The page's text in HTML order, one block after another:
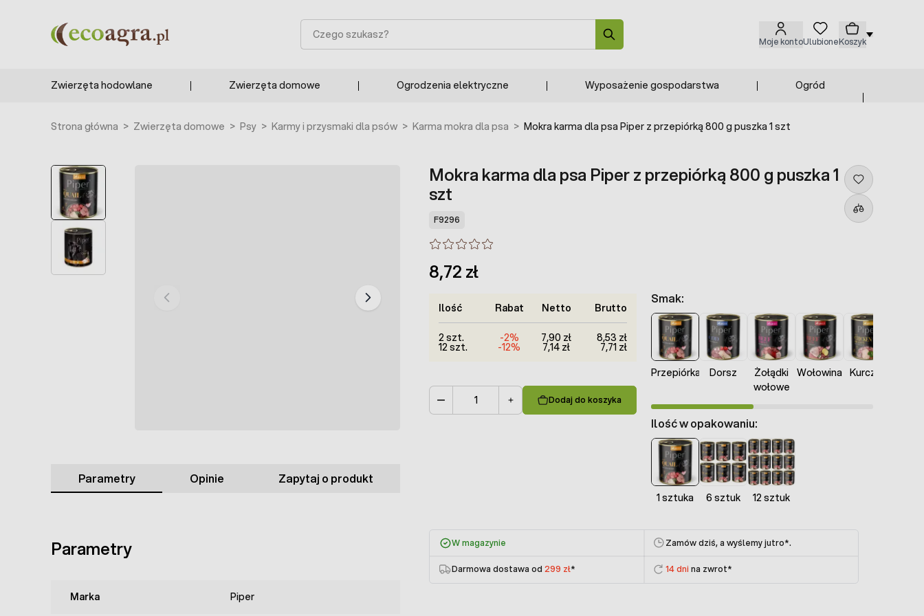
Moje kontoUlubioneKoszyk
Szukaj
Zwierzęta hodowlane Zwierzęta domowe Ogrodzenia elektryczne Wyposażenie gospodarstwa Ogród
Strona główna > Zwierzęta domowe > Psy > Karmy i przysmaki dla psów > Karma mokra dla psa > Mokra karma dla psa Piper z przepiórką 800 g puszka 1 szt
Mokra karma dla psa Piper z przepiórką 800 g puszka 1
szt
F9296
8,72 zł
Dodaj do koszyka
Smak:
Przepiórka Dorsz
Żołądki
wołowe
Wołowina Kurczak
Ilość w opakowaniu:
1 sztuka 6 sztuk 12 sztuk
Ilość Rabat Netto Brutto
2 szt. -2% 7,90 zł 8,53 zł
12 szt. -12% 7,14 zł 7,71 zł
W magazynie Zamów dziś, a wyślemy jutro*.
Darmowa dostawa od 299 zł* 14 dni na zwrot*
Parametry Opinie Zapytaj o produkt
Parametry
Marka Piper